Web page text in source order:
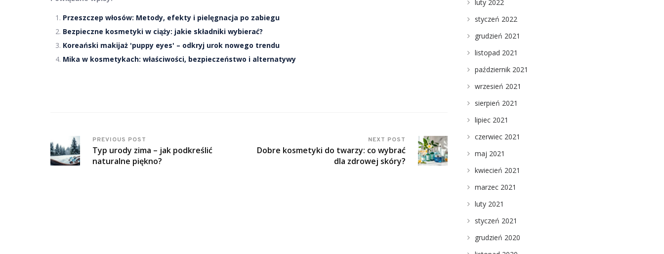
Przeszczep włosów: Metody, efekty i pielęgnacja po zabiegu
Bezpieczne kosmetyki w ciąży: jakie składniki wybierać?
Koreański makijaż 'puppy eyes' – odkryj urok nowego trendu
Mika w kosmetykach: właściwości, bezpieczeństwo i alternatywy
PREVIOUS POST
Typ urody zima – jak podkreślić
naturalne piękno?
NEXT POST
Dobre kosmetyki do twarzy: co wybrać
dla zdrowej skóry?
luty 2022
styczeń 2022
grudzień 2021
listopad 2021
październik 2021
wrzesień 2021
sierpień 2021
lipiec 2021
czerwiec 2021
maj 2021
kwiecień 2021
marzec 2021
luty 2021
styczeń 2021
grudzień 2020